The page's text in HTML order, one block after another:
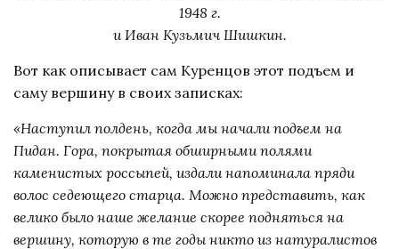
1948 г.
и Иван Кузьмич Шишкин.
Вот как описывает сам Куренцов этот подъем и
саму вершину в своих записках:
«Наступил полдень, когда мы начали подъем на
Пидан. Гора, покрытая обширными полями
каменистых россыпей, издали напоминала пряди
волос седеющего старца. Можно представить, как
велико было наше желание скорее подняться на
вершину, которую в те годы никто из натуралистов